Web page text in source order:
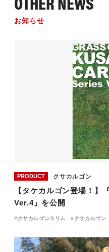
お知らせ
PRODUCT クサカルゴン
【タケカルゴン登場！】
Ver.4』を公開
クサカルゴンスリム クサカルゴン